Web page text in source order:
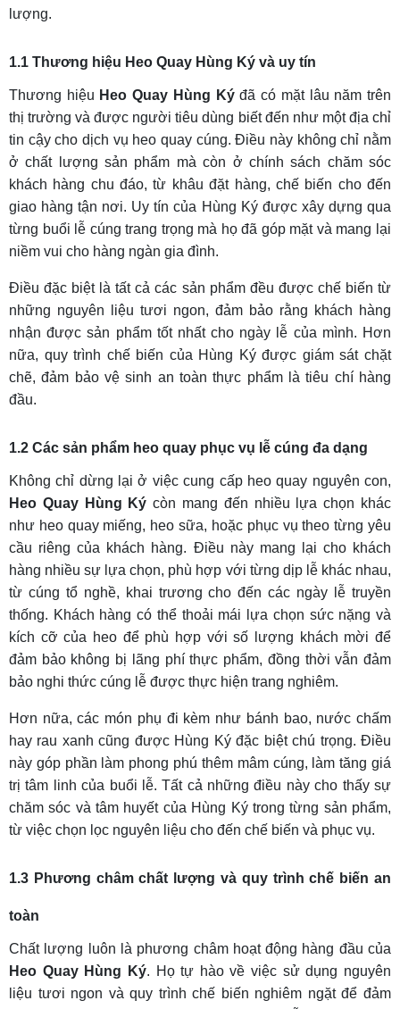
lượng.
1.1 Thương hiệu Heo Quay Hùng Ký và uy tín
Thương hiệu Heo Quay Hùng Kýđã có mặt lâu năm trên
thị trường và được người tiêu dùng biết đến như một địa chỉ
tin cậy cho dịch vụ heo quay cúng. Điều này không chỉ nằm
ở chất lượng sản phẩm mà còn ở chính sách chăm sóc
khách hàng chu đáo, từ khâu đặt hàng, chế biến cho đến
giao hàng tận nơi. Uy tín của Hùng Ký được xây dựng qua
từng buổi lễ cúng trang trọng mà họ đã góp mặt và mang lại
niềm vui cho hàng ngàn gia đình.
Điều đặc biệt là tất cả các sản phẩm đều được chế biến từ
những nguyên liệu tươi ngon, đảm bảo rằng khách hàng
nhận được sản phẩm tốt nhất cho ngày lễ của mình. Hơn
nữa, quy trình chế biến của Hùng Ký được giám sát chặt
chẽ, đảm bảo vệ sinh an toàn thực phẩm là tiêu chí hàng
đầu.
1.2 Các sản phẩm heo quay phục vụ lễ cúng đa dạng
Không chỉ dừng lại ở việc cung cấp heo quay nguyên con,
Heo Quay Hùng Ký còn mang đến nhiều lựa chọn khác
như heo quay miếng, heo sữa, hoặc phục vụ theo từng yêu
cầu riêng của khách hàng. Điều này mang lại cho khách
hàng nhiều sự lựa chọn, phù hợp với từng dịp lễ khác nhau,
từ cúng tổ nghề, khai trương cho đến các ngày lễ truyền
thống. Khách hàng có thể thoải mái lựa chọn sức nặng và
kích cỡ của heo để phù hợp với số lượng khách mời để
đảm bảo không bị lãng phí thực phẩm, đồng thời vẫn đảm
bảo nghi thức cúng lễ được thực hiện trang nghiêm.
Hơn nữa, các món phụ đi kèm như bánh bao, nước chấm
hay rau xanh cũng được Hùng Ký đặc biệt chú trọng. Điều
này góp phần làm phong phú thêm mâm cúng, làm tăng giá
trị tâm linh của buổi lễ. Tất cả những điều này cho thấy sự
chăm sóc và tâm huyết của Hùng Ký trong từng sản phẩm,
từ việc chọn lọc nguyên liệu cho đến chế biến và phục vụ.
1.3 Phương châm chất lượng và quy trình chế biến an
toàn
Chất lượng luôn là phương châm hoạt động hàng đầu của
Heo Quay Hùng Ký. Họ tự hào về việc sử dụng nguyên
liệu tươi ngon và quy trình chế biến nghiêm ngặt để đảm